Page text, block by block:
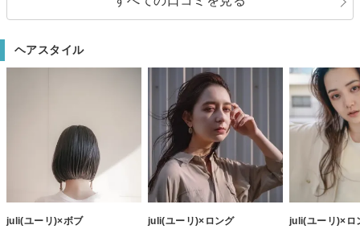
ヘアスタイル
juli(ユーリ)×ボブ juli(ユーリ)×ロング juli(ユーリ)×ロ